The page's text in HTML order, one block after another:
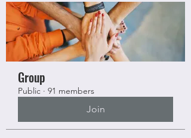
Group
Public · 91 members
Join